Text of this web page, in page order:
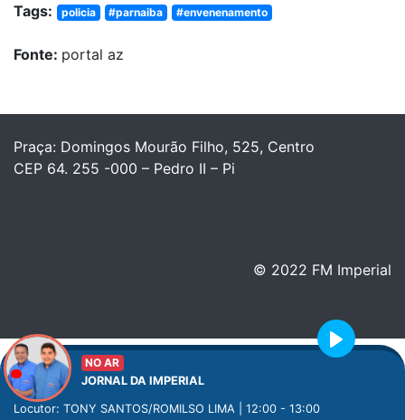
Tags: policia #parnaiba #envenenamento
Fonte: portal az
NO AR
JORNAL DA IMPERIAL
Play
Locutor: TONY SANTOS/ROMILSO LIMA | 12:00 - 13:00
Praça: Domingos Mourão Filho, 525, Centro
CEP 64. 255 -000 – Pedro II – Pi
© 2022 FM Imperial